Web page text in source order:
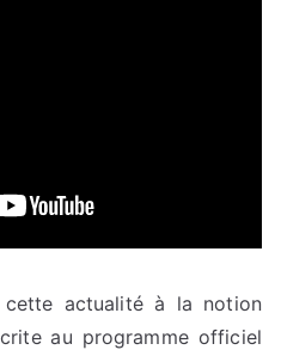
actualité à la notion
au programme officiel